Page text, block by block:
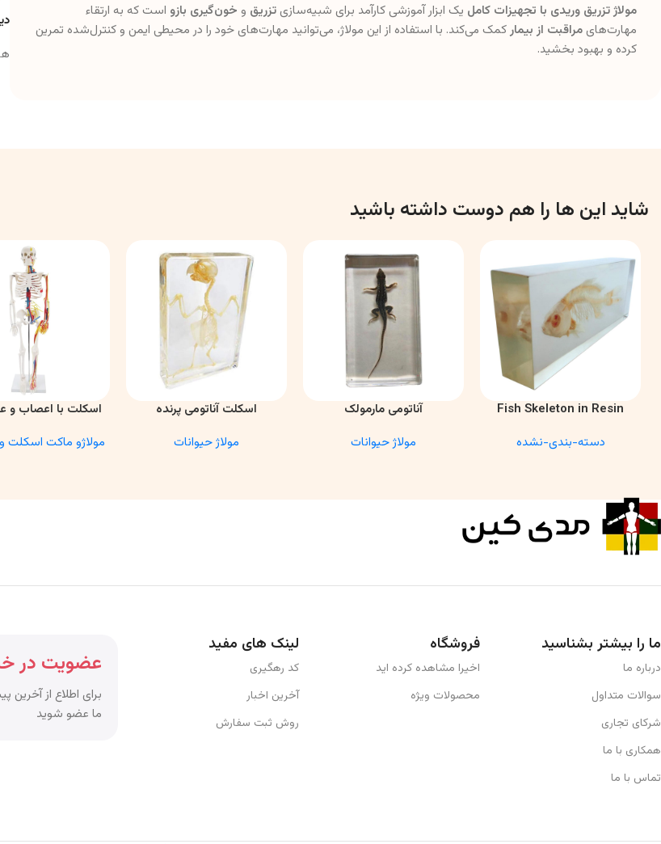
مولاژ تزریق وریدی با تجهیزات کامل یک ابزار آموزشی کارآمد برای شبیه‌سازیتزریق و خون‌گیری بازو است که به ارتقاء
مهارت‌هایمراقبت از بیمارکمک می‌کند. با استفاده از این مولاژ، می‌توانید مهارت‌های خود را در محیطی ایمن و کنترل‌شده تمرین
کرده و بهبود بخشید.
شاید این ها را هم دوست داشته باشید
اطلاعات بیشتر
Fish Skeleton in Resin
Anatomy Specimen
دسته-بندی-نشده
اطلاعات بیشترآناتومی مارمولک
مولاژ حیوانات
اطلاعات بیشتر
اسکلت آناتومی پرنده
مولاژ حیوانات
اطلاعات بیشتر
اسکلت با اعصاب و
مولاژو ماکت اسکلت
ما را بیشتر بشناسید
درباره ما
سوالات متداول
شرکای تجاری
همکاری با ما
تماس با ما
فروشگاه
اخیرا مشاهده کرده اید
محصولات ویژه
لینک های مفید
کد رهگیری
آخرین اخبار
روش ثبت سفارش
عضویت در
برای اطلاع از آخرین
ما عضو شوید